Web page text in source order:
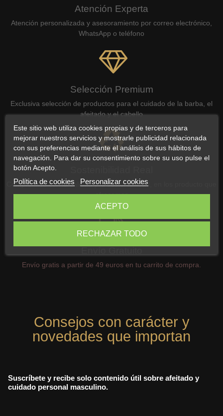
Este sitio web utiliza cookies propias y de terceros para
mejorar nuestros servicios y mostrarle publicidad relacionada
con sus preferencias mediante el análisis de sus hábitos de
navegación. Para dar su consentimiento sobre su uso pulse el
botón Acepto.
Política de cookies Personalizar cookies
RECHAZAR TODO
ACEPTO
Atención Experta
Atención personalizada y asesoramiento por correo electrónico,
WhatsApp o teléfono
Selección Premium
Exclusiva selección de productos para el cuidado de la barba, el
afeitado y el cabello
Compromiso con la calidad y la sostenibilidad, en los producto que
ofrecemos
Envío gratis a partir de 49 euros en tu carrito de compra.
Consejos con carácter y
novedades que importan
Suscríbete y recibe solo contenido útil sobre afeitado y
cuidado personal masculino.